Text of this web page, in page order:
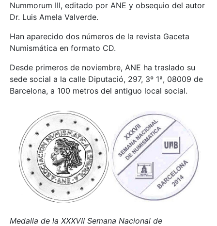
Nummorum III, editado por ANE y obsequio del autor
Dr. Luis Amela Valverde.
Han aparecido dos números de la revista Gaceta
Numismática en formato CD.
Desde primeros de noviembre, ANE ha traslado su
sede social a la calle Diputació, 297, 3º 1ª, 08009 de
Barcelona, a 100 metros del antiguo local social.
Medalla de la XXXVII Semana Nacional de